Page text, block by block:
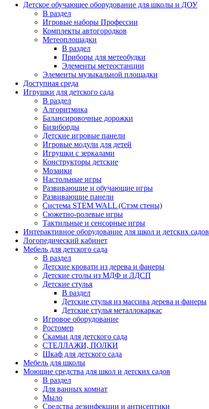
Детское обучающее оборудование для школы и ДОУ
В раздел
Игровые наборы Профессии
Комплекты автогородков
Метеоплощадки
В раздел
Приборы для метеобудки
Элементы метеостанции
Элементы музыкальной площадки
Доступная среда
Игрушки для детского сада
В раздел
Алгоритмика
Балансировочные дорожки
Бизиборды
Детские игровые панели
Игровые модули для детей
Игрушки с зеркалами
Конструкторы детские
Мозаики
Настольные игры
Развивающие и обучающие игры
Развивающие панели
Система STEM WALL (Cтэм стены)
Сюжетно-ролевые игры
Тактильные и сенсорные игры
Интерактивное оборудование для школ и детских садов
Логопедический кабинет
Мебель для детского сада
В раздел
Детские кровати из дерева и фанеры
Детские столы из МДФ и ЛДСП
Детские стулья
В раздел
Детские стулья из массива дерева и фанеры
Детские стулья металлокаркас
Игровое оборудование
Ростомер
Скамьи для детского сада
СТЕЛЛАЖИ, ПОЛКИ
Шкаф для детского сада
Мебель для школы
Моющие средства для школ и детских садов
В раздел
Для ванных комнат
Мыло
Средства дезинфекции и антисептики